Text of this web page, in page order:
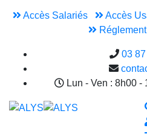
Accès Salariés Accès
03
Lun - Ven : 8h00 -